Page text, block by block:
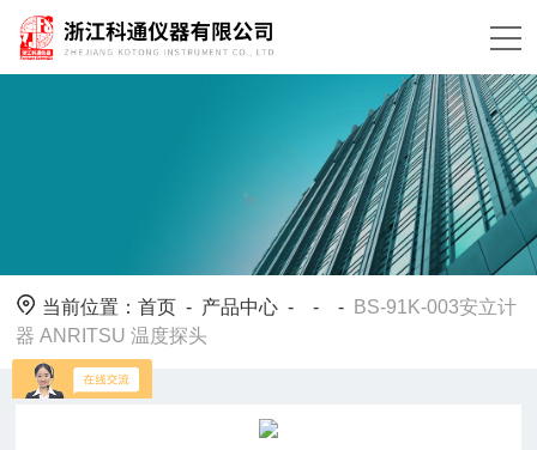
当前位置：首页 - 产品中心 - - -
BS-91K-003安立计
器 ANRITSU 温度探头